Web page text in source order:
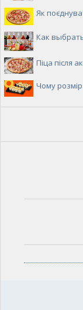
Як
Как
Піца після
Чому